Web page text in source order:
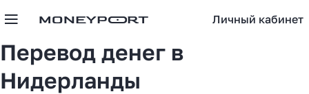
Личный кабинет
Перевод денег в
Нидерланды